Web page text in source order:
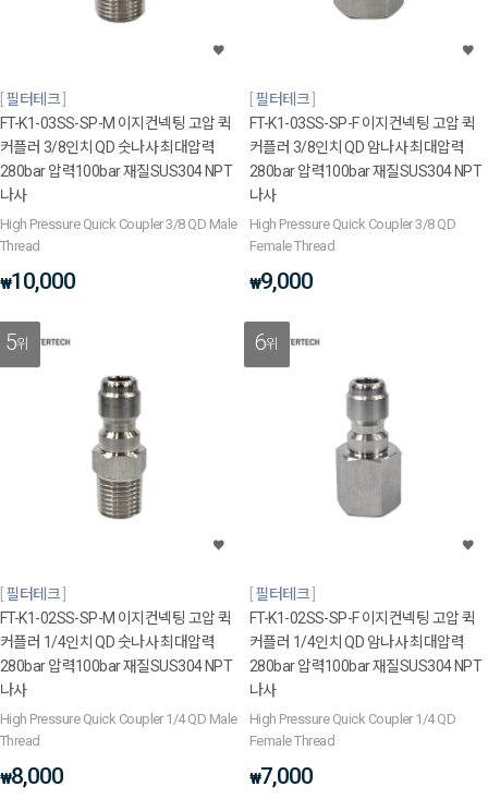
필터테크
FT-K1-03SS-SP-M 이지컨넥팅 고압 퀵
커플러 3/8인치 QD 숫나사 최대압력
280bar 압력100bar 재질SUS304 NPT
나사
High Pressure Quick Coupler 3/8 QD Male
Thread
₩10,000
필터테크
FT-K1-03SS-SP-F 이지컨넥팅 고압 퀵
커플러 3/8인치 QD 암나사 최대압력
280bar 압력100bar 재질SUS304 NPT
나사
High Pressure Quick Coupler 3/8 QD
Female Thread
₩9,000
5위
필터테크
FT-K1-02SS-SP-M 이지컨넥팅 고압 퀵
커플러 1/4인치 QD 숫나사 최대압력
280bar 압력100bar 재질SUS304 NPT
나사
High Pressure Quick Coupler 1/4 QD Male
Thread
₩8,000
6위
필터테크
FT-K1-02SS-SP-F 이지컨넥팅 고압 퀵
커플러 1/4인치 QD 암나사 최대압력
280bar 압력100bar 재질SUS304 NPT
나사
High Pressure Quick Coupler 1/4 QD
Female Thread
₩7,000